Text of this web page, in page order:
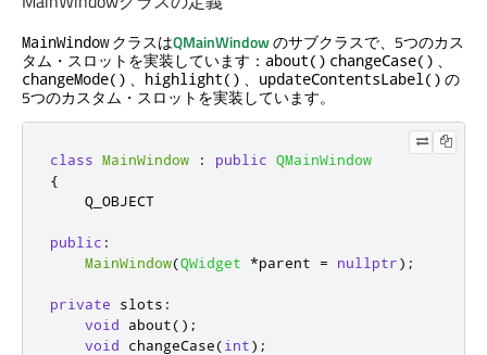
MainWindowクラスはQMainWindowのサブクラスで、5つのカス
タム・スロットを実装しています： about() changeCase() 、
changeMode() 、 highlight() 、 updateContentsLabel() の
5つのカスタム・スロットを実装しています。
class MainWindow : public QMainWindow
{
    Q_OBJECT
public :
MainWindow(QWidget *parent = nullptr);
private slots :
void about();
void changeCase(int);